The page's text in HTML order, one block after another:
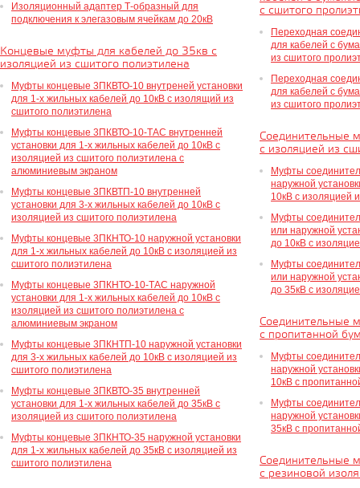
Изоляционный адаптер Т-образный для
подключения к элегазовым ячейкам до 20кВ
Концевые муфты для кабелей до 35кв с
изоляцией из сшитого полиэтилена
Муфты концевые 3ПКВТО-10 внутреней установки
для 1-х жильных кабелей до 10кВ с изолящий из
сшитого полиэтилена
Муфты концевые 3ПКВТО-10-ТАС внутренней
установки для 1-х жильных кабелей до 10кВ с
изоляцией из сшитого полиэтилена с
алюминиевым экраном
Муфты концевые 3ПКВТП-10 внутренней
установки для 3-х жильных кабелей до 10кВ с
изоляцией из сшитого полиэтилена
Муфты концевые 3ПКНТО-10 наружной установки
для 1-х жильных кабелей до 10кВ с изоляцией из
сшитого полиэтилена
Муфты концевые 3ПКНТО-10-ТАС наружной
установки для 1-х жильных кабелей до 10кВ с
изоляцией из сшитого полиэтилена с
алюминиевым экраном
Муфты концевые 3ПКНТП-10 наружной установки
для 3-х жильных кабелей до 10кВ с изоляцией из
сшитого полиэтилена
Муфты концевые 3ПКВТО-35 внутренней
установки для 1-х жильных кабелей до 35кВ с
изоляцией из сшитого полиэтилена
Муфты концевые 3ПКНТО-35 наружной установки
для 1-х жильных кабелей до 35кВ с изоляцией из
сшитого полиэтилена
с сшитого
Переходная
для кабелей с
из сшитого
Переходная
для кабелей с
из сшитого
Соединительные
с изоляцией из
Муфты
наружной
10кВ с изоляцией
Муфты
или наружной
до 10кВ с
Муфты
или наружной
до 35кВ с
Соединительные
с пропитанной
Муфты
наружной
10кВ с
Муфты
наружной
35кВ с
Соединительные
с резиновой